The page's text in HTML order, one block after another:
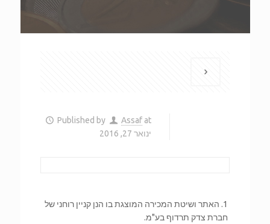
Published by Assaf at
ינואר 27, 2016
1. האתר ושיטת המכירה המוצגת בו הנן קניין רוחני של
חברת צדק תרדוף בע"מ.